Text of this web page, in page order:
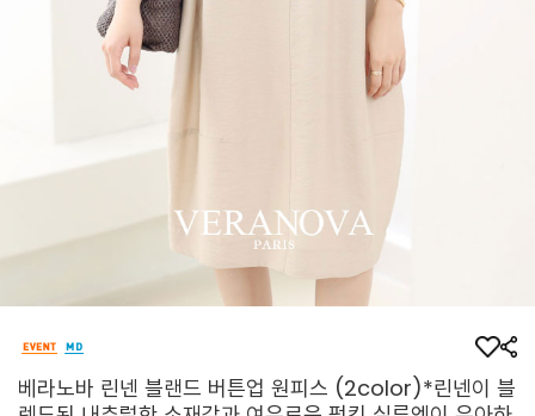
베라노바 린넨 블랜드 버튼업 원피스 (2color)*린넨이 블